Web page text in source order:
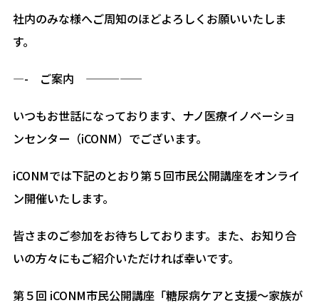
社内のみな様へご周知のほどよろしくお願いいたしま
す。
—- ご案内 —————
いつもお世話になっております、ナノ医療イノベーショ
ンセンター（iCONM）でございます。
iCONMでは下記のとおり第５回市民公開講座をオンライ
ン開催いたします。
皆さまのご参加をお待ちしております。また、お知り合
いの方々にもご紹介いただければ幸いです。
第５回 iCONM市民公開講座「糖尿病ケアと支援～家族が